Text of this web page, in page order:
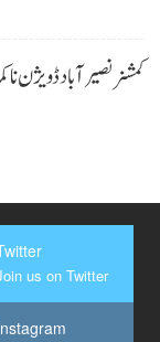
کمشنر نصیر آباد ڈویژن
us on Twitter